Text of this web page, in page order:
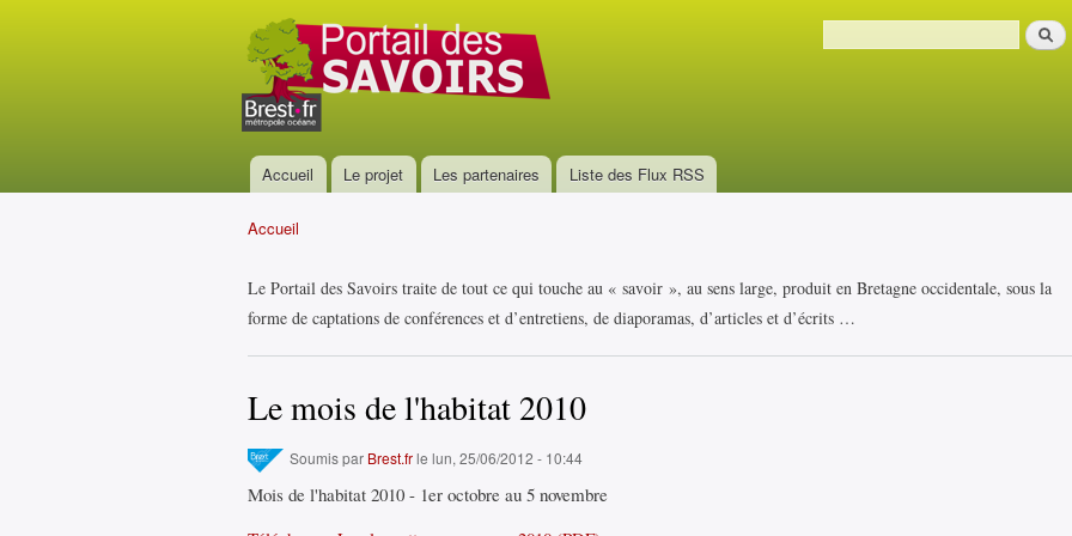
Portail
des
savoirs
Formulaire de recherche
Menu principal
Accueil Le projet Les partenaires Liste des Flux RSS
Accueil
Le Portail des Savoirs traite de tout ce qui touche au « savoir », au sens large, produit en Bretagne occidentale, sous la
forme de captations de conférences et d’entretiens, de diaporamas, d’articles et d’écrits …
Le mois de l'habitat 2010
Soumis par Brest.frle lun, 25/06/2012 - 10:44
Mois de l'habitat 2010 - 1er octobre au 5 novembre